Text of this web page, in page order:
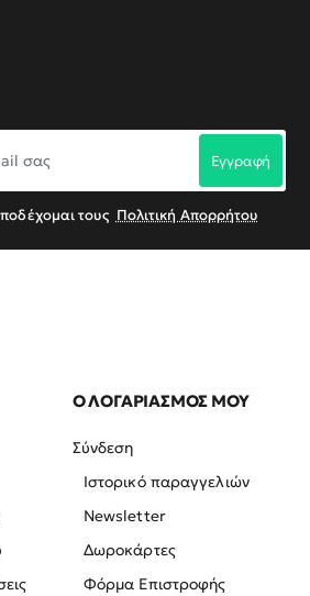
Εγγραφή
τους Πολιτική Απορρήτου
Ο ΛΟΓΑΡΙΑΣΜΟΣ ΜΟΥ
Σύνδεση
Ιστορικό παραγγελιών
Newsletter
Δωροκάρτες
Φόρμα Επιστροφής